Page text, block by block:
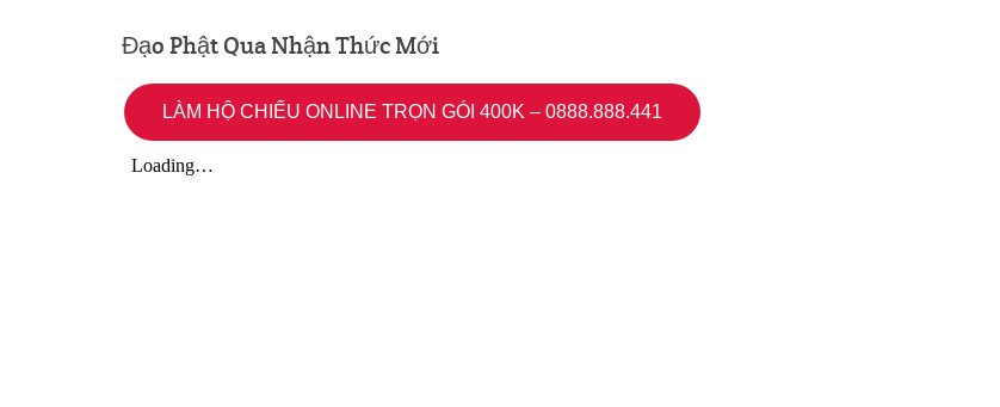
Đạo Phật Qua Nhận Thức Mới
LÀM HỘ CHIẾU ONLINE TRỌN GÓI 400K – 0888.888.441